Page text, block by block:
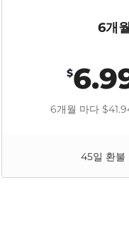
6개월
$
6개월 마다
45일 환불